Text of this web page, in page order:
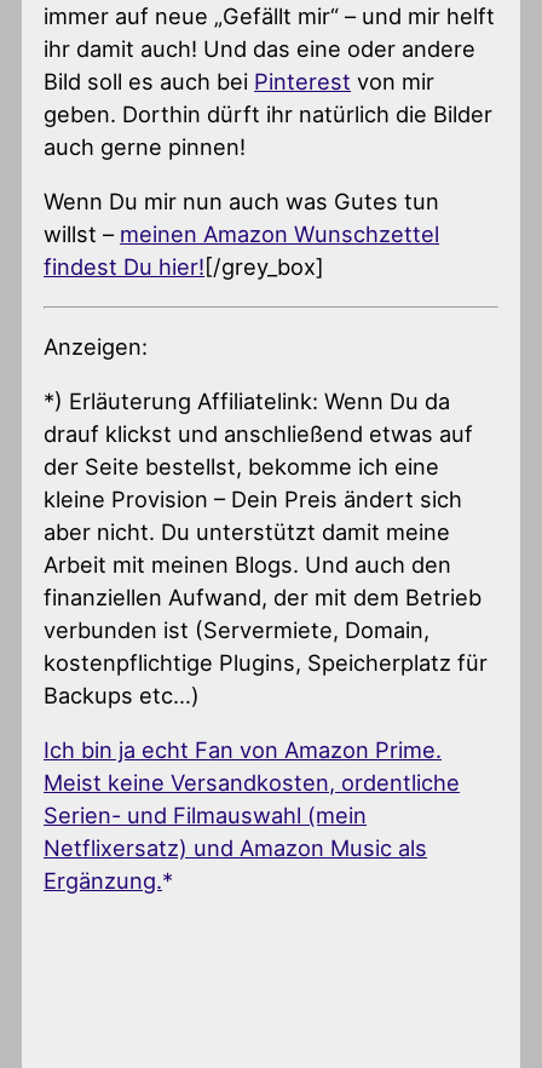
immer auf neue „Gefällt mir“ – und mir helft
ihr damit auch! Und das eine oder andere
Bild soll es auch bei Pinterest von mir
geben. Dorthin dürft ihr natürlich die Bilder
auch gerne pinnen!
Wenn Du mir nun auch was Gutes tun
willst – meinen Amazon Wunschzettel
findest Du hier![/grey_box]
Anzeigen:
*) Erläuterung Affiliatelink: Wenn Du da
drauf klickst und anschließend etwas auf
der Seite bestellst, bekomme ich eine
kleine Provision – Dein Preis ändert sich
aber nicht. Du unterstützt damit meine
Arbeit mit meinen Blogs. Und auch den
finanziellen Aufwand, der mit dem Betrieb
verbunden ist (Servermiete, Domain,
kostenpflichtige Plugins, Speicherplatz für
Backups etc…)
Ich bin ja echt Fan von Amazon Prime.
Meist keine Versandkosten, ordentliche
Serien- und Filmauswahl (mein
Netflixersatz) und Amazon Music als
Ergänzung.